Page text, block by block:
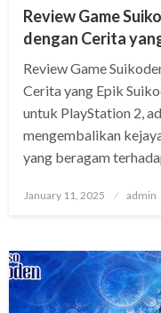
Review Game
dengan Cerita
Review Game
Cerita yang Epik
untuk PlayStation 2,
mengembalikan
yang beragam
Posted
January 11, 2025 admin